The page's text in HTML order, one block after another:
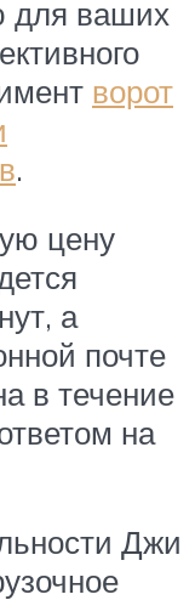
для ваших
ворот
.
цену
а
почте
в течение
на
Джи